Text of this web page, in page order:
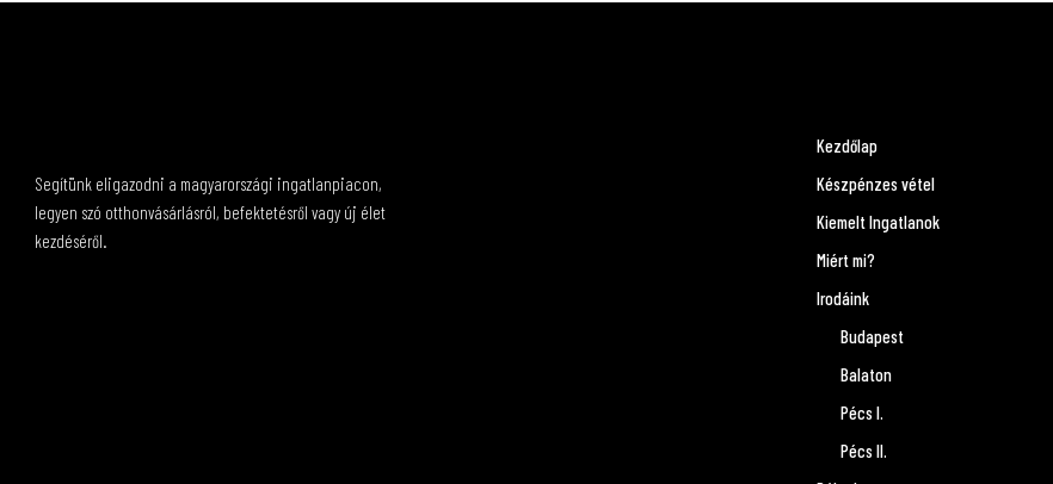
Segítünk eligazodni a magyarországi ingatlanpiacon,
legyen szó otthonvásárlásról, befektetésről vagy új élet
kezdéséről.
Kezdőlap
Készpénzes vétel
Kiemelt Ingatlanok
Miért mi?
Irodáink
Budapest
Balaton
Pécs I.
Pécs II.